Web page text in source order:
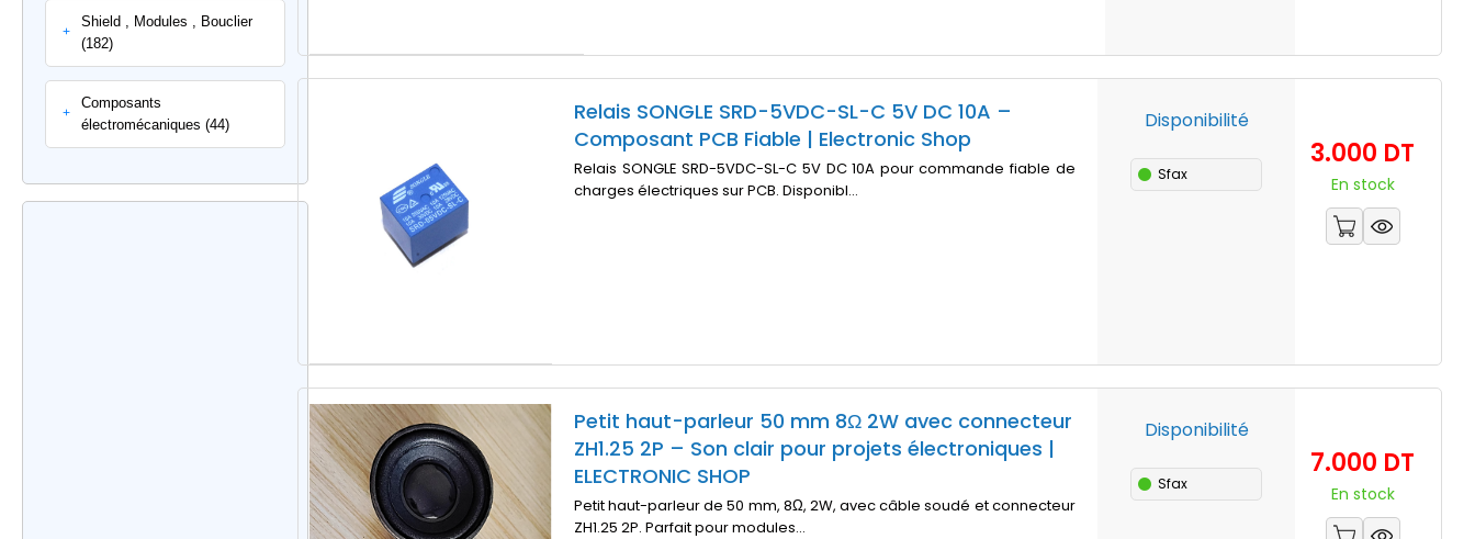
+
Shield , Modules , Bouclier
(182)
+
Composants
électromécaniques (44)
Relais SONGLE SRD-5VDC-SL-C 5V DC 10A –
Composant PCB Fiable | Electronic Shop
Relais SONGLE SRD-5VDC-SL-C 5V DC 10A pour commande fiable de
charges électriques sur PCB. Disponibl...
Disponibilité
Sfax
3.000 DT
En stock
Petit haut-parleur 50 mm 8Ω 2W avec connecteur
ZH1.25 2P – Son clair pour projets électroniques |
ELECTRONIC SHOP
Petit haut-parleur de 50 mm, 8Ω, 2W, avec câble soudé et connecteur
ZH1.25 2P. Parfait pour modules...
Disponibilité
Sfax
7.000 DT
En stock